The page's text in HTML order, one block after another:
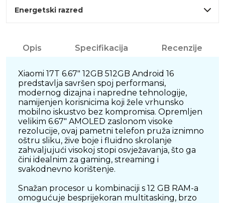
Energetski razred
Opis Specifikacija Recenzije
Xiaomi 17T 6.67" 12GB 512GB Android 16
predstavlja savršen spoj performansi,
modernog dizajna i napredne tehnologije,
namijenjen korisnicima koji žele vrhunsko
mobilno iskustvo bez kompromisa. Opremljen
velikim 6.67" AMOLED zaslonom visoke
rezolucije, ovaj pametni telefon pruža iznimno
oštru sliku, žive boje i fluidno skrolanje
zahvaljujući visokoj stopi osvježavanja, što ga
čini idealnim za gaming, streaming i
svakodnevno korištenje.
Snažan procesor u kombinaciji s 12 GB RAM-a
omogućuje besprijekoran multitasking, brzo